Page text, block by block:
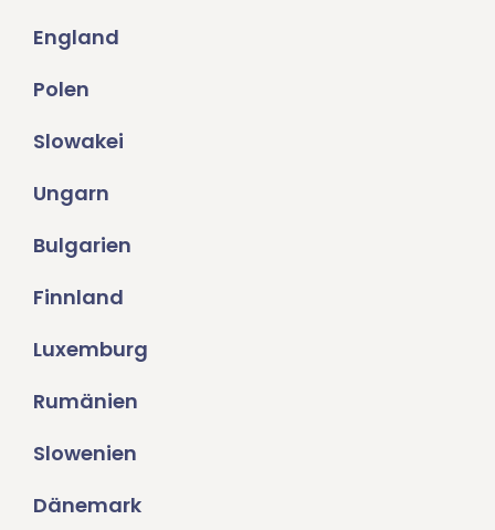
England
Polen
Slowakei
Ungarn
Bulgarien
Finnland
Luxemburg
Rumänien
Slowenien
Dänemark